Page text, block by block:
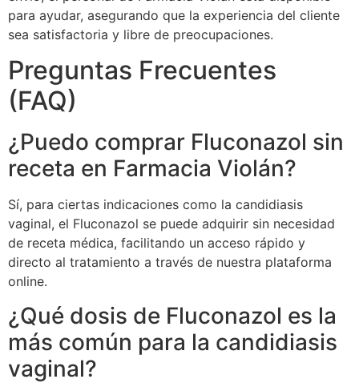
para ayudar, asegurando que la experiencia del cliente
sea satisfactoria y libre de preocupaciones.
Preguntas Frecuentes
(FAQ)
¿Puedo comprar Fluconazol sin
receta en Farmacia Violán?
Sí, para ciertas indicaciones como la candidiasis
vaginal, el Fluconazol se puede adquirir sin necesidad
de receta médica, facilitando un acceso rápido y
directo al tratamiento a través de nuestra plataforma
online.
¿Qué dosis de Fluconazol es la
más común para la candidiasis
vaginal?